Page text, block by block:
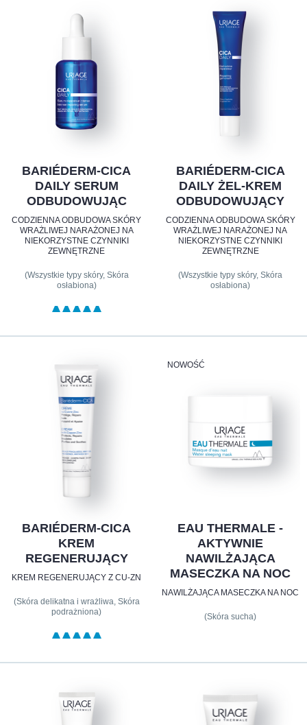
BARIÉDERM-CICA
DAILY SERUM
ODBUDOWUJĄC
CODZIENNA ODBUDOWA SKÓRY
WRAŻLIWEJ NARAŻONEJ NA
NIEKORZYSTNE CZYNNIKI
ZEWNĘTRZNE
(Wszystkie typy skóry, Skóra
osłabiona)
BARIÉDERM-CICA
DAILY ŻEL-KREM
ODBUDOWUJĄCY
CODZIENNA ODBUDOWA SKÓRY
WRAŻLIWEJ NARAŻONEJ NA
NIEKORZYSTNE CZYNNIKI
ZEWNĘTRZNE
(Wszystkie typy skóry, Skóra
osłabiona)
BARIÉDERM-CICA
KREM
REGENERUJĄCY
KREM REGENERUJĄCY Z CU-ZN
(Skóra delikatna i wrażliwa, Skóra
podrażniona)
NOWOŚĆ
EAU THERMALE -
AKTYWNIE
NAWILŻAJĄCA
MASECZKA NA NOC
NAWILŻAJĄCA MASECZKA NA NOC
(Skóra sucha)